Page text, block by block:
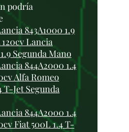
podría
843A1000 1.9
Lancia
Segunda Mano
844A2000 1.4
Alfa Romeo
T-Jet Segunda
844A2000 1.4
Fiat 500L 1.4 T-